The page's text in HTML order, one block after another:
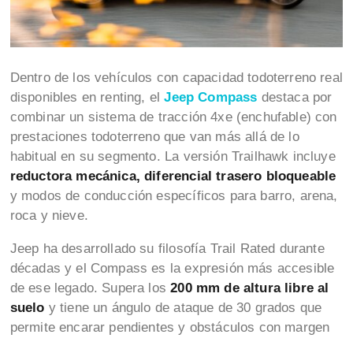
Dentro de los vehículos con capacidad todoterreno real
disponibles en renting, elJeep Compass destaca por
combinar un sistema de tracción 4xe (enchufable) con
prestaciones todoterreno que van más allá de lo
habitual en su segmento. La versión Trailhawk incluye
reductora mecánica, diferencial trasero bloqueable
y modos de conducción específicos para barro, arena,
roca y nieve.
Jeep ha desarrollado su filosofía Trail Rated durante
décadas y el Compass es la expresión más accesible
de ese legado. Supera los200 mm de altura libre al
suelo y tiene un ángulo de ataque de 30 grados que
permite encarar pendientes y obstáculos con margen